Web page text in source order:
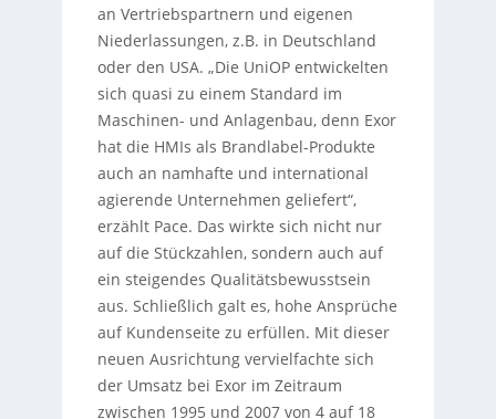
an Vertriebspartnern und eigenen
Niederlassungen, z.B. in Deutschland
oder den USA. „Die UniOP entwickelten
sich quasi zu einem Standard im
Maschinen- und Anlagenbau, denn Exor
hat die HMIs als Brandlabel-Produkte
auch an namhafte und international
agierende Unternehmen geliefert“,
erzählt Pace. Das wirkte sich nicht nur
auf die Stückzahlen, sondern auch auf
ein steigendes Qualitätsbewusstsein
aus. Schließlich galt es, hohe Ansprüche
auf Kundenseite zu erfüllen. Mit dieser
neuen Ausrichtung vervielfachte sich
der Umsatz bei Exor im Zeitraum
zwischen 1995 und 2007 von 4 auf 18